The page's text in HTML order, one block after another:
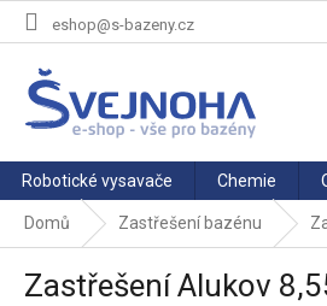
Přejít
eshop@s-bazeny.cz
Robotické vysavače Chemie
Domů Zastřešení bazénu
Zastřešení Alukov